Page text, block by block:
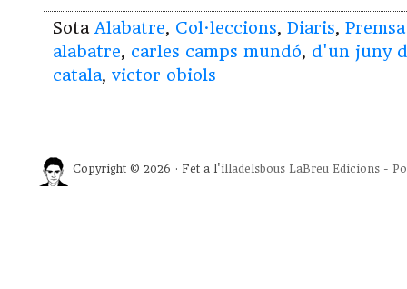
Sota Alabatre, Col·leccions, Diaris, Premsa
alabatre, carles camps mundó, d'un juny
catala, victor obiols
Copyright © 2026 · Fet a l'illadelsbous LaBreu Edicions -